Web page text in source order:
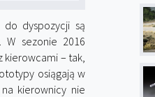
do dyspozycji są
sezonie 2016
kierowcami – tak,
osiągają w
kierownicy nie